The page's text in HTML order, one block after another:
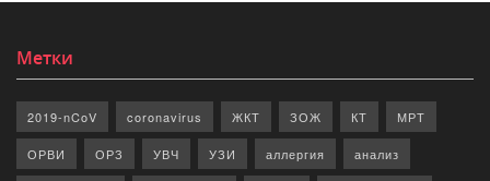
Метки
2019-nCoV coronavirus ЖКТ ЗОЖ КТ МРТ
ОРВИ ОРЗ УВЧ УЗИ аллергия анализ